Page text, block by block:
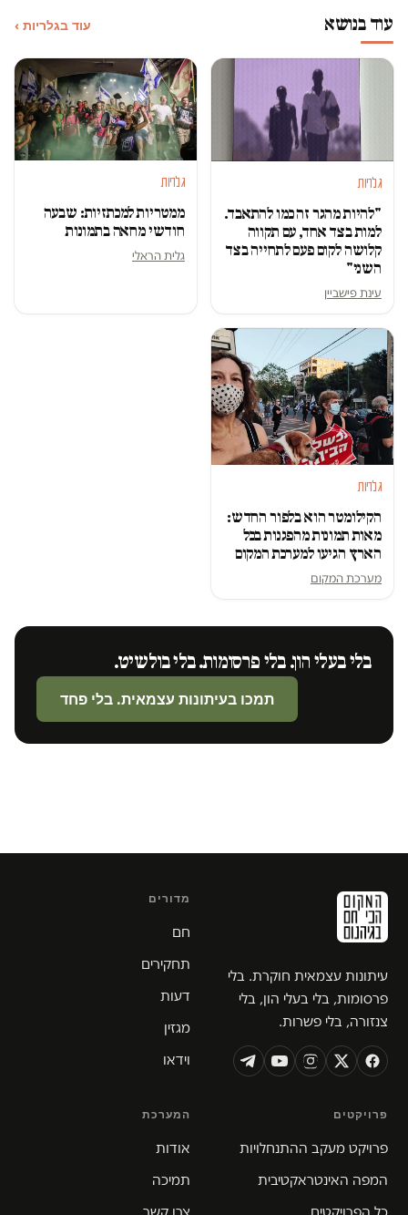
עוד בנושא עוד בגלריות ›
גלריות
"להיות מהגר זה כמו להתאבד.
למות בצד אחד, עם תקווה
קלושה לקום פעם לתחייה בצד
השני"
עינת פישביין
גלריות
ממטריות למכתזיות: שבעה
חודשי מחאה בתמונות
גלית הראלי
גלריות
הקילומטר הוא בלפור החדש:
מאות תמונות מהפגנות בכל
הארץ הגיעו למערכת המקום
מערכת המקום
בלי בעלי הון. בלי פרסומות. בלי בולשיט.
תמכו בעיתונות עצמאית. בלי פחד
עיתונות עצמאית חוקרת. בלי
פרסומות, בלי בעלי הון, בלי
צנזורה, בלי פשרות.
מדורים
חם
תחקירים
דעות
מגזין
וידאו
פרויקטים
פרויקט מעקב ההתנחלויות
המפה האינטראקטיבית
כל הפרויקטים
המערכת
אודות
תמיכה
צרו קשר